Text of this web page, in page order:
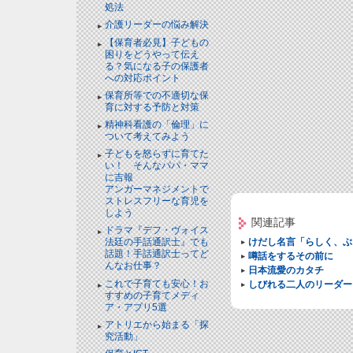
処法
介護リーダーの悩み解決
【保育者必見】子どもの
困りをどうやって伝え
る？気になる子の保護者
への対応ポイント
保育所等での不適切な保
育に対する予防と対策
精神科看護の「倫理」に
ついて考えてみよう
子どもを怒らずに育てた
い！ そんなパパ・ママ
に吉報
アンガーマネジメントで
ストレスフリーな育児を
しよう
ドラマ『デフ・ヴォイス
法廷の手話通訳士』でも
話題！手話通訳士ってど
んなお仕事？
これで子育ても安心！お
すすめの子育てメディ
ア・アプリ5選
アトリエから始まる「探
究活動」
関連記事
けだし名言「らしく、
噂話をするその前に
日本流愛のカタチ
しびれる二人のリーダー